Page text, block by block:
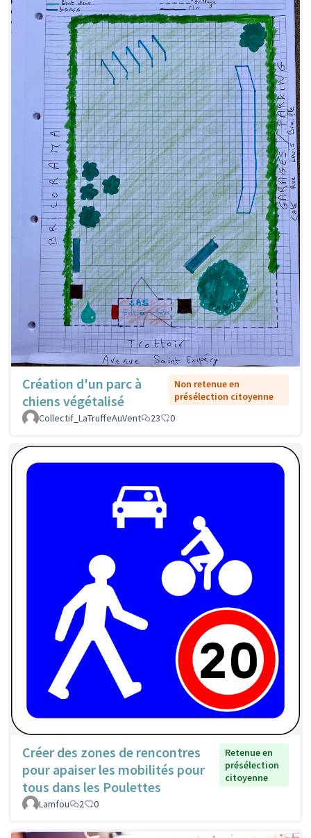
Création d'un parc à
chiens végétalisé
Non retenue en
présélection citoyenne
Collectif_LaTruffeAuVent
23 0
Créer des zones de rencontres
pour apaiser les mobilités pour
tous dans les Poulettes
Retenue en
présélection
citoyenne
Lamfou 2 0